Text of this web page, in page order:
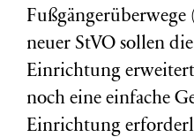
neuer StVO sollen
Einrichtung
noch eine einfache
Einrichtung